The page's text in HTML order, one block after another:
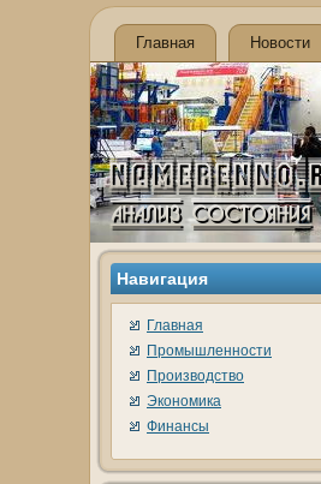
Главная Новости
Навигация
Главная
Промышленности
Производство
Экономика
Финансы